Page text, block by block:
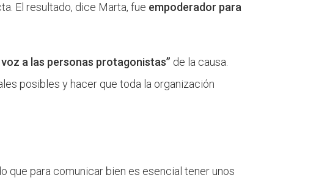
El resultado, dice Marta, fue empoderador para
voz a las personas protagonistas” de la causa.
posibles y hacer que toda la organización
que para comunicar bien es esencial tener unos